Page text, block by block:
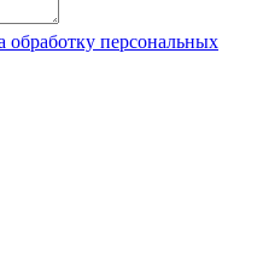
обработку персональных